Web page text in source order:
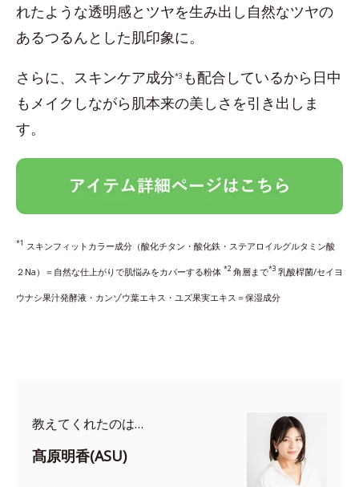
れたような透明感とツヤを生み出し自然なツヤの
あるつるんとした肌印象に。
さらに、スキンケア成分*3 も配合しているから日中
もメイクしながら肌本来の美しさを引き出しま
す。
*1 スキンフィットカラー成分（酸化チタン・酸化鉄・ステアロイルグルタミン酸
２Na）＝自然な仕上がりで肌悩みをカバーする粉体 *2 角層まで*3 乳酸桿菌/セイヨ
ウナシ果汁発酵液・カンゾウ葉エキス・ユズ果実エキス＝保湿成分
教えてくれたのは…
髙原明香(ASU)